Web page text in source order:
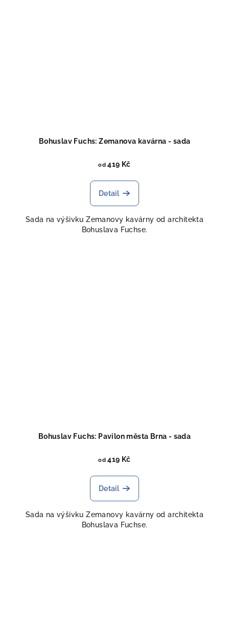
Bohuslav Fuchs: Zemanova kavárna - sada
od 419 Kč
Detail
Sada na výšivku Zemanovy kavárny od architekta
Bohuslava Fuchse.
Bohuslav Fuchs: Pavilon města Brna - sada
od 419 Kč
Detail
Sada na výšivku Zemanovy kavárny od architekta
Bohuslava Fuchse.